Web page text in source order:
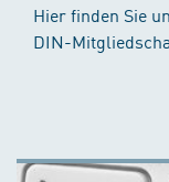
Hier finden Sie
DIN-